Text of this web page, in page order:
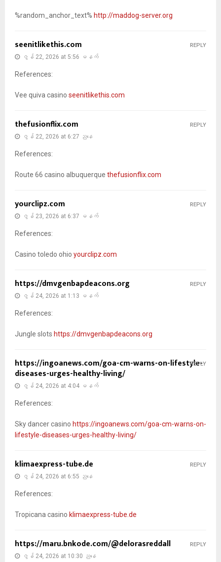
%random_anchor_text% http://maddog-server.org
seenitlikethis.com
ဇွန် 22, 2026 at 5:56 မနက်
References:
Vee quiva casino seenitlikethis.com
REPLY
thefusionflix.com
ဇွန် 22, 2026 at 6:27 ညနေ
References:
Route 66 casino albuquerque thefusionflix.com
REPLY
yourclipz.com
ဇွန် 23, 2026 at 6:37 မနက်
References:
Casino toledo ohio yourclipz.com
REPLY
https://dmvgenbapdeacons.org
ဇွန် 24, 2026 at 1:13 မနက်
References:
Jungle slots https://dmvgenbapdeacons.org
REPLY
https://ingoanews.com/goa-cm-warns-on-lifestyle-
diseases-urges-healthy-living/
ဇွန် 24, 2026 at 4:04 မနက်
References:
Sky dancer casino https://ingoanews.com/goa-cm-warns-on-
lifestyle-diseases-urges-healthy-living/
REPLY
klimaexpress-tube.de
ဇွန် 24, 2026 at 6:55 ညနေ
References:
Tropicana casino klimaexpress-tube.de
REPLY
https://maru.bnkode.com/@delorasreddall
ဇွန် 24, 2026 at 10:30 ညနေ
REPLY